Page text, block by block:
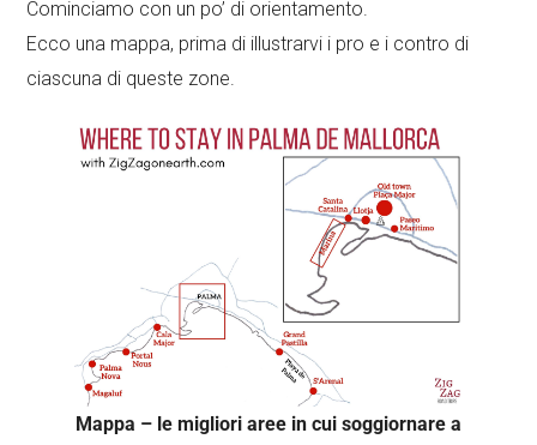
Cominciamo con un po’ di orientamento.
Ecco una mappa, prima di illustrarvi i pro e i contro di
ciascuna di queste zone.
Mappa – le migliori aree in cui soggiornare a